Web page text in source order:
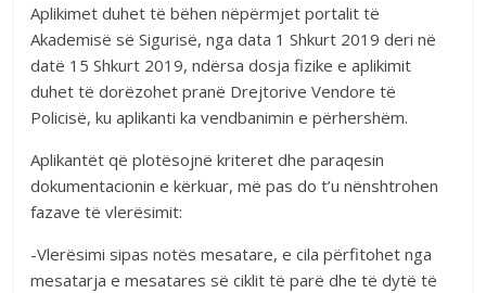
Aplikimet duhet të bëhen nëpërmjet portalit të
Akademisë së Sigurisë, nga data 1 Shkurt 2019 deri në
datë 15 Shkurt 2019, ndërsa dosja fizike e aplikimit
duhet të dorëzohet pranë Drejtorive Vendore të
Policisë, ku aplikanti ka vendbanimin e përhershëm.
Aplikantët që plotësojnë kriteret dhe paraqesin
dokumentacionin e kërkuar, më pas do t’u nënshtrohen
fazave të vlerësimit:
-Vlerësimi sipas notës mesatare, e cila përfitohet nga
mesatarja e mesatares së ciklit të parë dhe të dytë të